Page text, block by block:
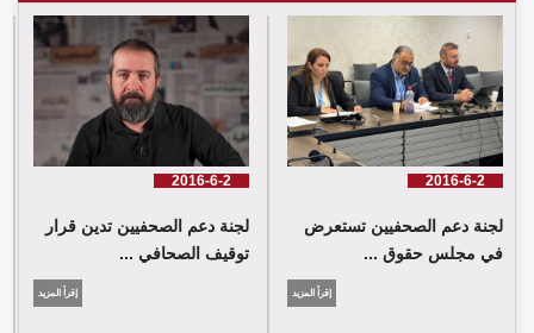
لجنة دعم الصحفيين تدين قرار توقيف الصحافي حسن عليق
2016-6-2
لجنة دعم الصحفيين تستعرض
في مجلس حقوق ...
إقرأ المزيد
2016-6-2
لجنة دعم الصحفيين تدين قرار
توقيف الصحافي ...
إقرأ المزيد